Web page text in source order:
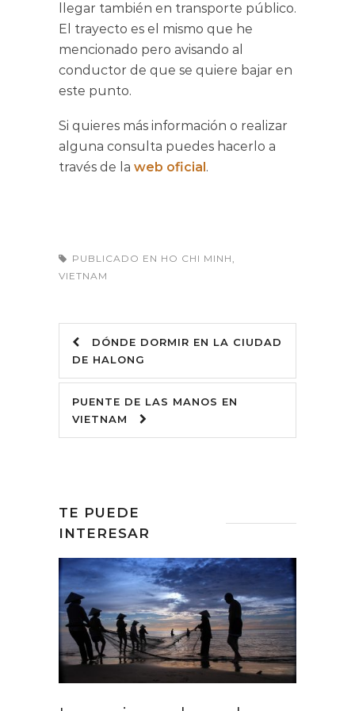
llegar también en transporte público.
El trayecto es el mismo que he
mencionado pero avisando al
conductor de que se quiere bajar en
este punto.
Si quieres más información o realizar
alguna consulta puedes hacerlo a
través de la web oficial .
PUBLICADO EN HO CHI MINH ,
VIETNAM
DÓNDE DORMIR EN LA CIUDAD
DE HALONG
PUENTE DE LAS MANOS EN
VIETNAM
TE PUEDE
INTERESAR